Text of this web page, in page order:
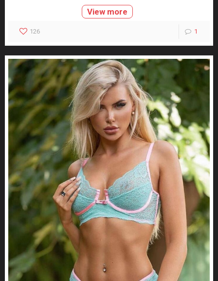
View more
126 1